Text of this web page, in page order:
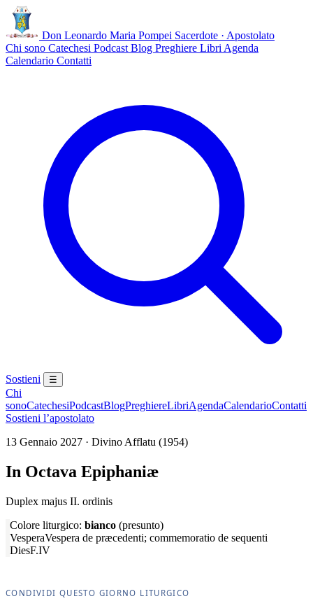
Don Leonardo Maria Pompei Sacerdote · Apostolato
Chi sono Catechesi Podcast Blog Preghiere Libri Agenda
Calendario Contatti
Sostieni ☰
Chi
sonoCatechesiPodcastBlogPreghiereLibriAgendaCalendarioContatti
Sostieni l’apostolato
13 Gennaio 2027 · Divino Afflatu (1954)
In Octava Epiphaniæ
Duplex majus II. ordinis
Colore liturgico: bianco (presunto)
VesperaVespera de præcedenti; commemoratio de sequenti
DiesF.IV
CONDIVIDI QUESTO GIORNO LITURGICO